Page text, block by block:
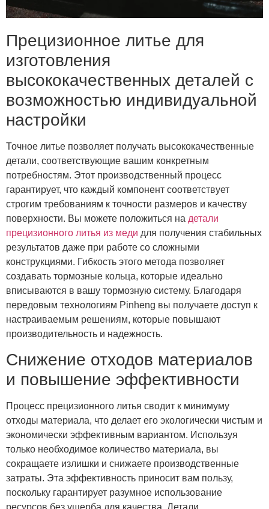
Прецизионное литье для
изготовления
высококачественных деталей с
возможностью индивидуальной
настройки
Точное литье позволяет получать высококачественные
детали, соответствующие вашим конкретным
потребностям. Этот производственный процесс
гарантирует, что каждый компонент соответствует
строгим требованиям к точности размеров и качеству
поверхности. Вы можете положиться на детали
прецизионного литья из меди для получения стабильных
результатов даже при работе со сложными
конструкциями. Гибкость этого метода позволяет
создавать тормозные кольца, которые идеально
вписываются в вашу тормозную систему. Благодаря
передовым технологиям Pinheng вы получаете доступ к
настраиваемым решениям, которые повышают
производительность и надежность.
Снижение отходов материалов
и повышение эффективности
Процесс прецизионного литья сводит к минимуму
отходы материала, что делает его экологически чистым и
экономически эффективным вариантом. Используя
только необходимое количество материала, вы
сокращаете излишки и снижаете производственные
затраты. Эта эффективность приносит вам пользу,
поскольку гарантирует разумное использование